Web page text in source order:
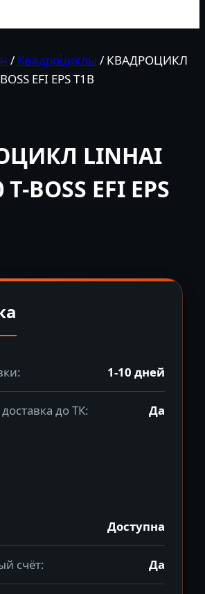
/ Квадроциклы / КВАДРОЦИКЛ
EFI EPS T1B
LINHAI
BOSS EFI EPS
1-10 дней
до ТК: Да
Доступна
счёт: Да